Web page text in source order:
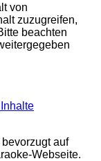
von
zuzugreifen,
beachten
auf
Webseite.